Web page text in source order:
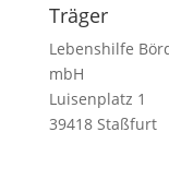
Träger
Lebenshilfe
mbH
Luisenplatz 1
39418 Staßfurt